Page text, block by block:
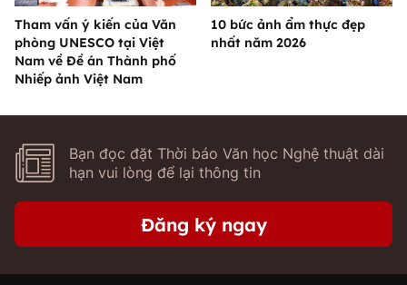
Tham vấn ý kiến của Văn
phòng UNESCO tại Việt
Nam về Đề án Thành phố
Nhiếp ảnh Việt Nam
10 bức ảnh ẩm thực đẹp
nhất năm 2026
Bạn đọc đặt Thời báo Văn học Nghệ thuật dài
hạn vui lòng để lại thông tin
Đăng ký ngay